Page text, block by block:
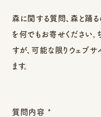
森に関する質問、森と踊る
を何でもお寄せください。
すが、可能な限りウェブ
ます。
質問内容 *